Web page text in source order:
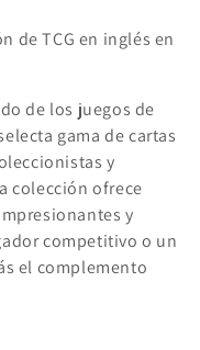
de TCG en inglés en
de los juegos de
gama de cartas
y
colección ofrece
y
competitivo o un
el complemento